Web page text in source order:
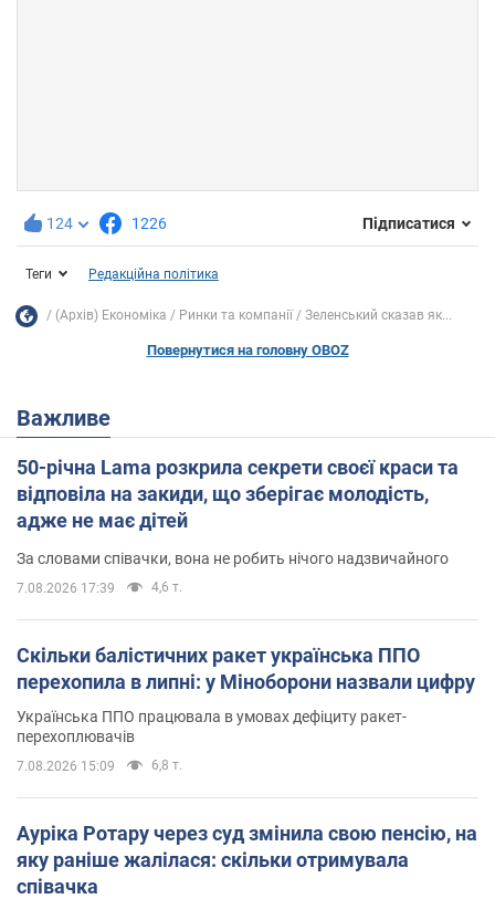
124 1226 Підписатися
Теги Редакційна політика
(Архів) Економіка Ринки та компанії Зеленський сказав як...
Повернутися на головну OBOZ
Важливе
50-річна Lama розкрила секрети своєї краси та
відповіла на закиди, що зберігає молодість,
адже не має дітей
За словами співачки, вона не робить нічого надзвичайного
7.08.2026 17:39 4,6 т.
Скільки балістичних ракет українська ППО
перехопила в липні: у Міноборони назвали цифру
Українська ППО працювала в умовах дефіциту ракет-
перехоплювачів
7.08.2026 15:09 6,8 т.
Ауріка Ротару через суд змінила свою пенсію, на
яку раніше жалілася: скільки отримувала
співачка